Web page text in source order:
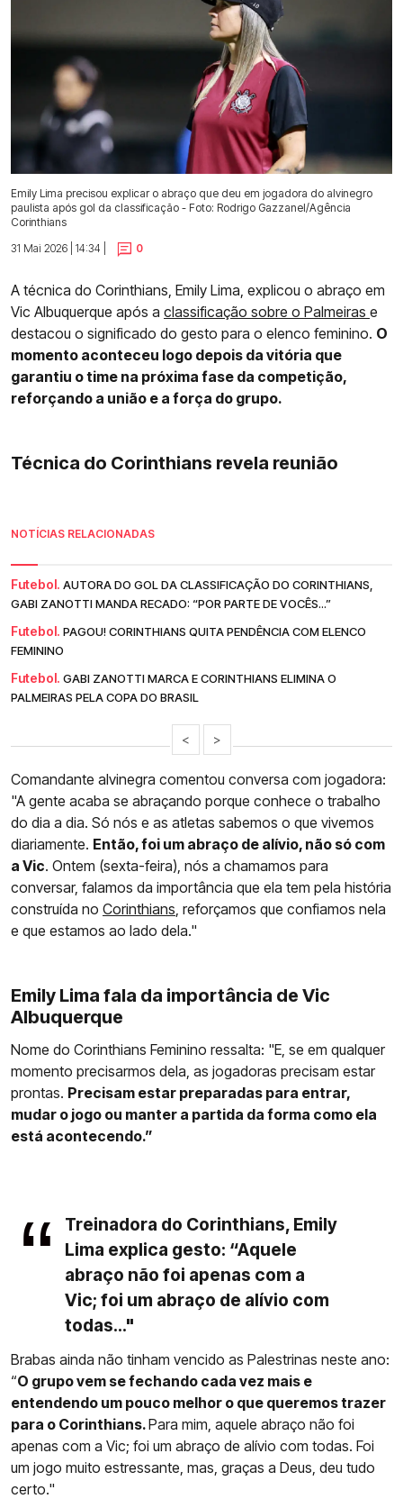
Emily Lima precisou explicar o abraço que deu em jogadora do alvinegro
paulista após gol da classificação - Foto: Rodrigo Gazzanel/Agência
Corinthians
31 Mai 2026 | 14:34 |
0
A técnica do Corinthians, Emily Lima, explicou o abraço em
Vic Albuquerque após a classificação sobre o Palmeiras e
destacou o significado do gesto para o elenco feminino. O
momento aconteceu logo depois da vitória que
garantiu o time na próxima fase da competição,
reforçando a união e a força do grupo.
Técnica do Corinthians revela reunião
NOTÍCIAS RELACIONADAS
Futebol. AUTORA DO GOL DA CLASSIFICAÇÃO DO CORINTHIANS,
GABI ZANOTTI MANDA RECADO: “POR PARTE DE VOCÊS...”
Futebol. PAGOU! CORINTHIANS QUITA PENDÊNCIA COM ELENCO
FEMININO
Futebol. GABI ZANOTTI MARCA E CORINTHIANS ELIMINA O
PALMEIRAS PELA COPA DO BRASIL
< >
Comandante alvinegra comentou conversa com jogadora:
"A gente acaba se abraçando porque conhece o trabalho
do dia a dia. Só nós e as atletas sabemos o que vivemos
diariamente. Então, foi um abraço de alívio, não só com
a Vic. Ontem (sexta-feira), nós a chamamos para
conversar, falamos da importância que ela tem pela história
construída no Corinthians , reforçamos que confiamos nela
e que estamos ao lado dela."
Emily Lima fala da importância de Vic
Albuquerque
Nome do Corinthians Feminino ressalta: "E, se em qualquer
momento precisarmos dela, as jogadoras precisam estar
prontas. Precisam estar preparadas para entrar,
mudar o jogo ou manter a partida da forma como ela
está acontecendo.”
Treinadora do Corinthians, Emily
Lima explica gesto: “Aquele
abraço não foi apenas com a
Vic; foi um abraço de alívio com
todas..."
Brabas ainda não tinham vencido as Palestrinas neste ano:
“O grupo vem se fechando cada vez mais e
entendendo um pouco melhor o que queremos trazer
para o Corinthians.Para mim, aquele abraço não foi
apenas com a Vic; foi um abraço de alívio com todas. Foi
um jogo muito estressante, mas, graças a Deus, deu tudo
certo."